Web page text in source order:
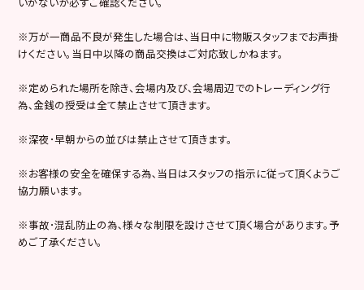
※万が一商品不良が発生した場合は､当日中に物販スタッフまでお声掛
けください。当日中以降の商品交換はご対応致しかねます。
※定められた場所を除き、会場内及び､会場周辺でのトレーディング行
為､金銭の授受は全て禁止させて頂きます。
※深夜･早朝からの並びは禁止させて頂きます。
※お客様の安全を確保する為､当日はスタッフの指示に従って頂くようご
協力願います。
※事故･混乱防止の為､様々な制限を設けさせて頂く場合があります。予
めご了承ください。